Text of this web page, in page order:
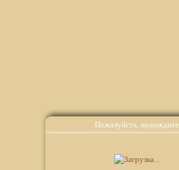
Пожалуйста, подождите